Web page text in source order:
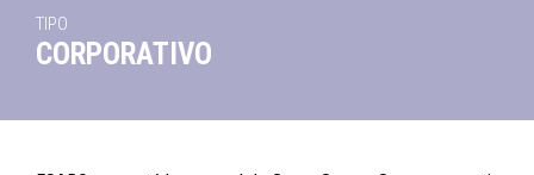
TIPO
CORPORATIVO